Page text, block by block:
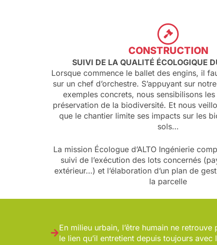
CONSTRUCTION
SUIVI DE LA QUALITÉ ÉCOLOGIQUE
Lorsque commence le ballet des engins, il
sur un chef d’orchestre. S’appuyant sur
exemples concrets, nous sensibilisons
préservation de la biodiversité. Et nous
que le chantier limite ses impacts sur les
sols…
La mission Écologue d’ALTO Ingénierie
suivi de l’exécution des lots concernés
extérieur…) et l’élaboration d’un plan de
la parcelle
En milieu urbain, l’être humain ne retrouve
le lien qu’il entretient depuis toujours avec